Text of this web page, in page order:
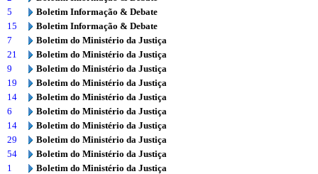
5
Boletim Informação & Debate
15
Boletim Informação & Debate
7
Boletim do Ministério da Justiça
21
Boletim do Ministério da Justiça
9
Boletim do Ministério da Justiça
19
Boletim do Ministério da Justiça
14
Boletim do Ministério da Justiça
6
Boletim do Ministério da Justiça
14
Boletim do Ministério da Justiça
29
Boletim do Ministério da Justiça
54
Boletim do Ministério da Justiça
1
Boletim do Ministério da Justiça